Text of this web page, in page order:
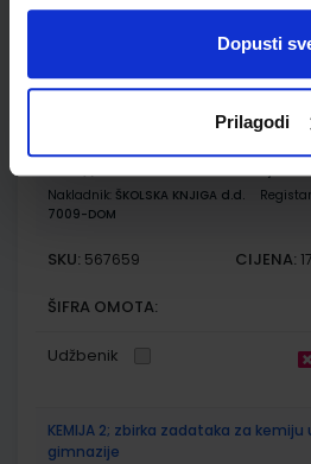
Dopusti
Prilagodi
FIZIKA OKO NAS 2; zbirka zadataka
razredu srednjih škola s
Nakladnik: ŠKOLSKA KNJIGA d.d.
7009-DOM
SKU: 567659 CIJENA:
ŠIFRA OMOTA:
Udžbenik
KEMIJA 2; zbirka zadataka za
gimnazije